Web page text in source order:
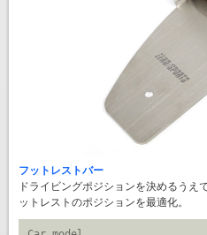
フットレストバー
ドライビングポジションを決めるう
ットレストのポジションを最適化。